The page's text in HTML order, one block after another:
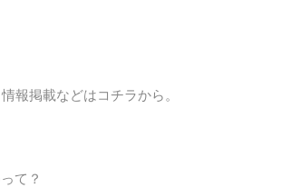
報掲載などはコチラから。
て？